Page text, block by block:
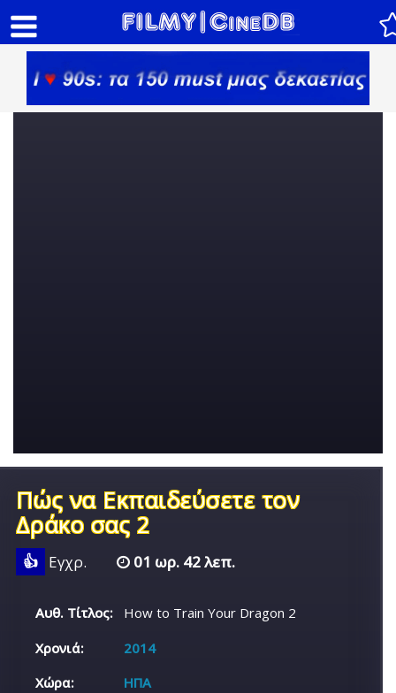
Πώς να Εκπαιδεύσετε τον
Δράκο σας 2
👍 Εγχρ. 01 ωρ. 42 λεπ.
Αυθ. Τίτλος:
How to Train Your Dragon 2
Χρονιά:
2014
Χώρα:
ΗΠΑ